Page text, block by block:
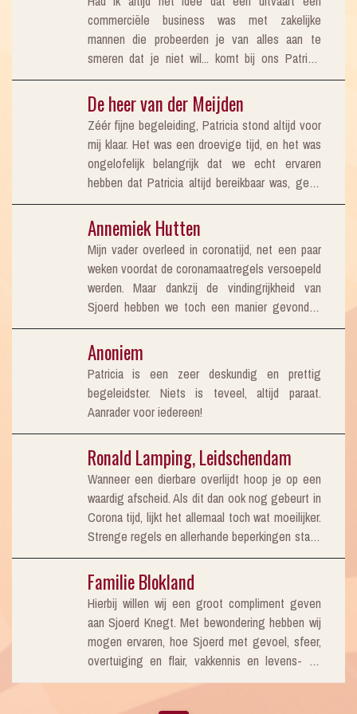
commerciële business was met zakelijke
mannen die probeerden je van alles aan te
smeren dat je niet wil... komt bij ons Patricia
over de vloer. Wat een vakvrouw. Op een
efficiente, rustige maar persoonlijke manier
heeft zij mijn zussen en mij, 3 perfectionistische
regeltypes, begeleid bij het realiseren van mijn
vaders wensen rondom de uitvaart. Daarbij
aandacht voor ons allen en ook mijn moeder.
Geen moeite was haar teveel en voor alles had
wij gek genoeg ook gezellige middagen met
haar gehad en ook rustig nagepraat na de
condoleance. Verdriet en humor konden op een
respectvolle wijze samengaan en
De heer van der Meijden
Zéér fijne begeleiding, Patricia stond altijd voor
mij klaar. Het was een droevige tijd, en het was
ongelofelijk belangrijk dat we echt ervaren
hebben dat Patricia altijd bereikbaar was, geen
vraag was te gek, dat heeft mij enorm
gesteund. Ik kan mij geen betere begeleiding
voorstellen.
Annemiek Hutten
Mijn vader overleed in coronatijd, net een paar
weken voordat de coronamaatregels versoepeld
werden. Maar dankzij de vindingrijkheid van
Sjoerd hebben we toch een manier gevonden
om op een passende manier afscheid te kunnen
nemen. Sjoerd heeft steeds met ons
meegedacht over wat er binnen de
coronamaatregels mogelijk was. Het is daardoor
een mooi en waardevol afscheid geworden. In
het uitvaartcentrum bij Van der Helm hangt een
sfeervol, en er is ruimte om foto’s neer te
zetten of op te hangen, details waar over is
nagedacht. We kijken daarom met een goed
gevoel terug op de uitvaart.
Anoniem
Patricia is een zeer deskundig en prettig
begeleidster. Niets is teveel, altijd paraat.
Aanrader voor iedereen!
Ronald Lamping, Leidschendam
Wanneer een dierbare overlijdt hoop je op een
waardig afscheid. Als dit dan ook nog gebeurt in
Corona tijd, lijkt het allemaal toch wat moeilijker.
Strenge regels en allerhande beperkingen staan
dan een klassieke uitvaart, zoals we die kennen,
in de weg. Wat is het dan fijn, wanneer er
iemand is, die de ontstane situatie zodanig
weet te keren, dat er een uiterst correct
afscheid volgde. Een afscheid, waar we met
dankbaarheid aan terug denken. De hele
ceremonie verliep geheel volgens de
vertrouwen in dit uitvaartcentrum in het
Familie Blokland
Hierbij willen wij een groot compliment geven
aan Sjoerd Knegt. Met bewondering hebben wij
mogen ervaren, hoe Sjoerd met gevoel, sfeer,
overtuiging en flair, vakkennis en levens- en
werkervaring, alles onder controle heeft en de